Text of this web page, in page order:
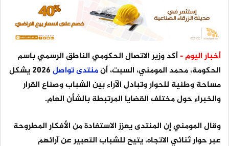
أخبار اليوم -أكد وزير الاتصال الحكومي الناطق الرسمي باسم
الحكومة، محمد المومني، السبت، أنمنتدىتواصل
2026 يشكل
مساحة وطنية للحوار وتبادل الآراء بين الشباب وصناع القرار
والخبراء حول مختلف القضايا المرتبطة بالشأن العام.
وقال المومني إن المنتدى يعزز الاستفادة من الأفكار المطروحة
عبر حوار ثنائي الاتجاه، يتيح للشباب التعبير عن آرائهم